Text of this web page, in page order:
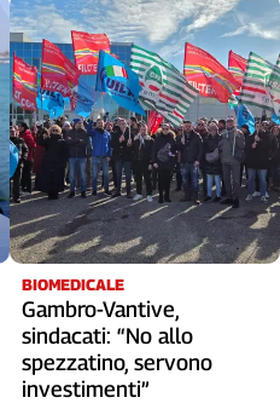
BIOMEDICALE
Gambro-Vantive,
sindacati: “No allo
spezzatino, servono
investimenti”